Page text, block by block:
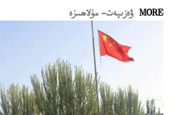
MORE ۋەزىيەت- مۇلاھىزە